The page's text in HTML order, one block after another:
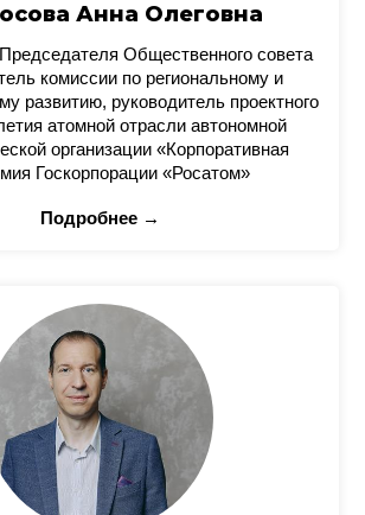
Анна Олеговна
Общественного совета
комиссии по региональному и
развитию, руководитель проектного
атомной отрасли автономной
организации «Корпоративная
Госкорпорации «Росатом»
Подробнее →